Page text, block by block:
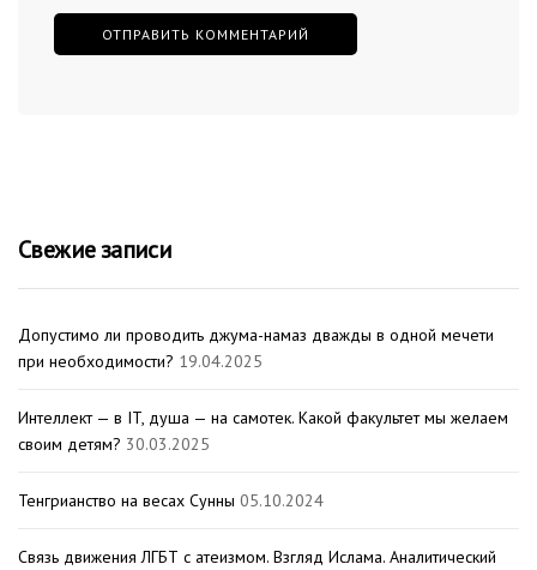
Свежие записи
Допустимо ли проводить джума-намаз дважды в одной мечети
при необходимости? 19.04.2025
Интеллект — в IT, душа — на самотек. Какой факультет мы желаем
своим детям? 30.03.2025
Тенгрианство на весах Сунны 05.10.2024
Связь движения ЛГБТ с атеизмом. Взгляд Ислама. Аналитический